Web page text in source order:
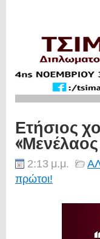
Ετήσιος
2:13 μ.μ.
πρώτοι!